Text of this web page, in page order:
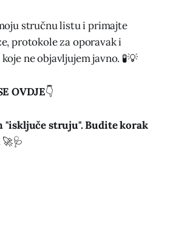
stručnu listu i primajte
protokole za oporavak i
ne objavljujem javno. 🧪💡
OVDJE👇
"isključe struju". Budite korak
🚀🩺